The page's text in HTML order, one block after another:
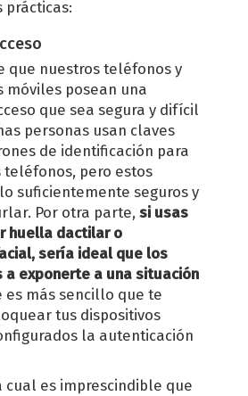
prácticas:
que nuestros teléfonos y
móviles posean una
que sea segura y difícil
personas usan claves
de identificación para
pero estos
suficientemente seguros y
Por otra parte, si usas
huella dactilar o
sería ideal que los
a exponerte a una situación
es más sencillo que te
tus dispositivos
la autenticación
cual es imprescindible que